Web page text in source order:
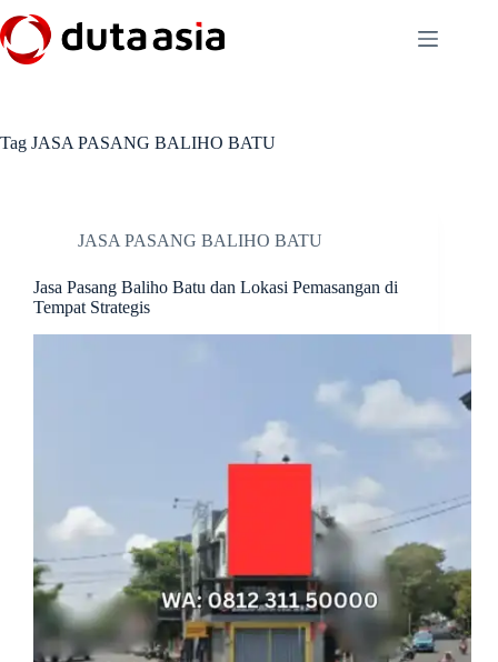
to
content
Tag JASA PASANG BALIHO BATU
JASA PASANG BALIHO BATU
Jasa Pasang Baliho Batu dan Lokasi Pemasangan di
Tempat Strategis